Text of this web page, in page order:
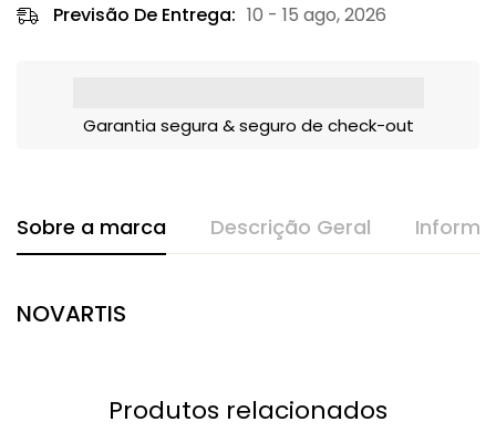
Previsão De Entrega: 10 - 15 ago, 2026
Garantia segura & seguro de check-out
Sobre a marca Descrição Geral
NOVARTIS
Produtos relacionados